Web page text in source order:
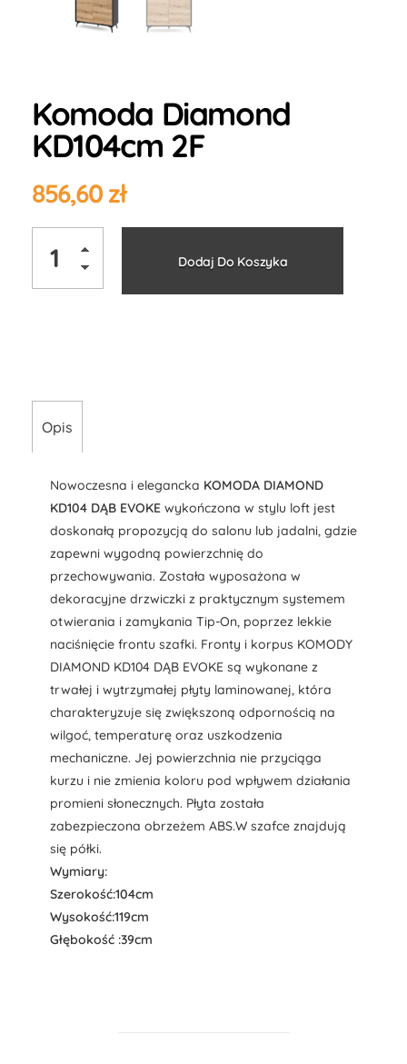
Komoda Diamond
KD104cm 2F
856,60zł
Dodaj Do Koszyka
Opis
Nowoczesna i elegancka KOMODA DIAMOND
KD104 DĄB EVOKE wykończona w stylu loft jest
doskonałą propozycją do salonu lub jadalni, gdzie
zapewni wygodną powierzchnię do
przechowywania. Została wyposażona w
dekoracyjne drzwiczki z praktycznym systemem
otwierania i zamykania Tip-On, poprzez lekkie
naciśnięcie frontu szafki. Fronty i korpus KOMODY
DIAMOND KD104 DĄB EVOKE są wykonane z
trwałej i wytrzymałej płyty laminowanej, która
charakteryzuje się zwiększoną odpornością na
wilgoć, temperaturę oraz uszkodzenia
mechaniczne. Jej powierzchnia nie przyciąga
kurzu i nie zmienia koloru pod wpływem działania
promieni słonecznych. Płyta została
zabezpieczona obrzeżem ABS.W szafce znajdują
się półki.
Wymiary:
Szerokość:104cm
Wysokość:119cm
Głębokość :39cm